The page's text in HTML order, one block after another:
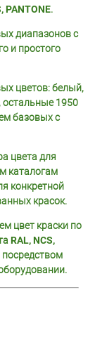
PANTONE.
диапазонов с
и простого
цветов: белый,
остальные 1950
базовых с
цвета для
каталогам
конкретной
красок.
цвет краски по
RAL, NCS,
посредством